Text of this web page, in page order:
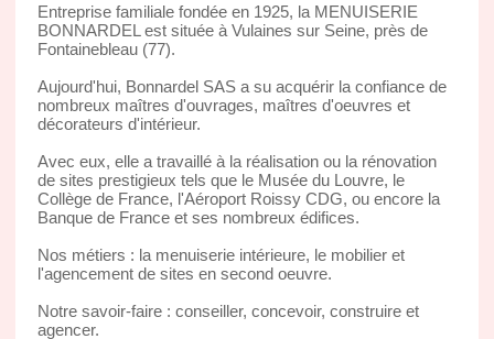
Entreprise familiale fondée en 1925, la MENUISERIE
BONNARDEL est située à Vulaines sur Seine, près de
Fontainebleau (77).
Aujourd'hui, Bonnardel SAS a su acquérir la confiance de
nombreux maîtres d'ouvrages, maîtres d'oeuvres et
décorateurs d'intérieur.
Avec eux, elle a travaillé à la réalisation ou la rénovation
de sites prestigieux tels que le Musée du Louvre, le
Collège de France, l'Aéroport Roissy CDG, ou encore la
Banque de France et ses nombreux édifices.
Nos métiers : la menuiserie intérieure, le mobilier et
l'agencement de sites en second oeuvre.
Notre savoir-faire : conseiller, concevoir, construire et
agencer.